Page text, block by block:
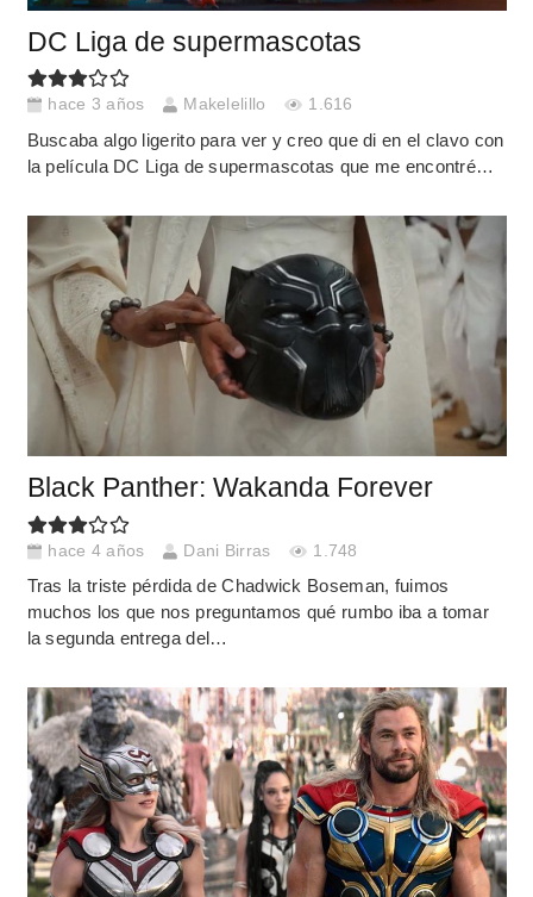
DC Liga de supermascotas
hace 3 años Makelelillo 1.616
Buscaba algo ligerito para ver y creo que di en el clavo con
la película DC Liga de supermascotas que me encontré…
Black Panther: Wakanda Forever
hace 4 años Dani Birras 1.748
Tras la triste pérdida de Chadwick Boseman, fuimos
muchos los que nos preguntamos qué rumbo iba a tomar
la segunda entrega del…